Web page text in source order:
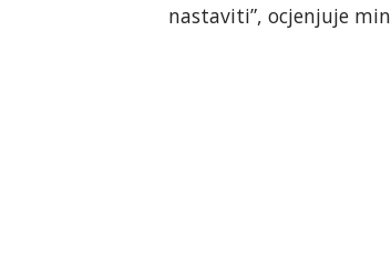
nastaviti”, ocjenjuje